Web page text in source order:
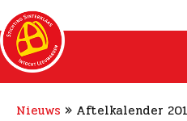
Nieuws » Aftelkalender